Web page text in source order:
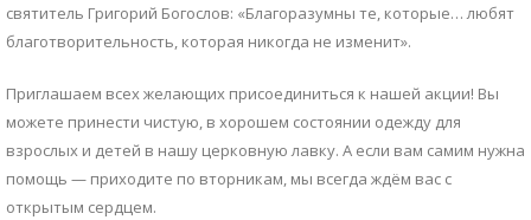
святитель Григорий Богослов: «Благоразумны те, которые… любят
благотворительность, которая никогда не изменит».
Приглашаем всех желающих присоединиться к нашей акции! Вы
можете принести чистую, в хорошем состоянии одежду для
взрослых и детей в нашу церковную лавку. А если вам самим нужна
помощь — приходите по вторникам, мы всегда ждём вас с
открытым сердцем.